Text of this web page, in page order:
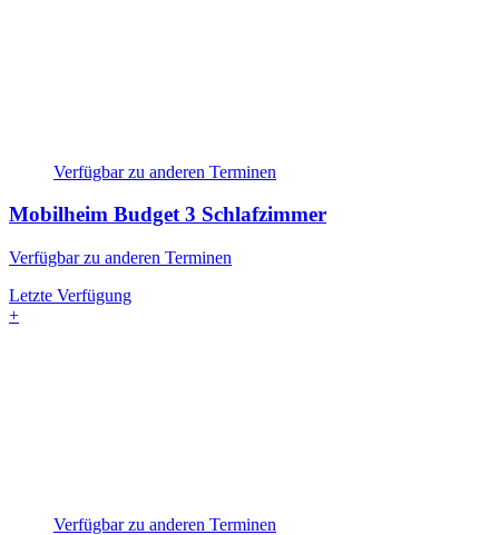
Verfügbar zu anderen Terminen
Mobilheim Budget3 Schlafzimmer
Verfügbar zu anderen Terminen
Letzte Verfügung
+
Verfügbar zu anderen Terminen